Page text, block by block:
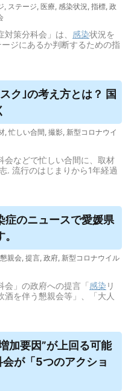
, ステージ, 医療, 感染状況, 指標, 政
対策分科会」は、 感染状況を
ジにあるか判断するための指
ク｣の考え方とは？ 国
, 忙しい合間, 撮影, 新型コロナウイ
会などで忙しい合間に、取材
. 流行のはじまりから1年経過
症のニュースで愛媛県
懇親会, 提言, 政府, 新型コロナウイル
会」の政府への提言「感染 リ
酒を伴う懇親会等」、「大人
加要因”が上回る可能
が「5つのアクショ